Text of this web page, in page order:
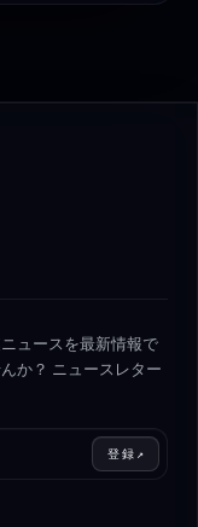
ュースを最新情報で
か？ ニュースレター
登録 ↗